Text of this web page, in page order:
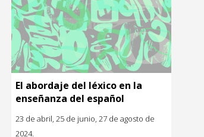
El abordaje del léxico en la
enseñanza del español
23 de abril, 25 de junio, 27 de agosto de
2024.